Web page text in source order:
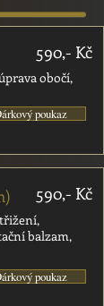
590,- Kč
obočí,
poukaz
590,- Kč
balzam,
poukaz